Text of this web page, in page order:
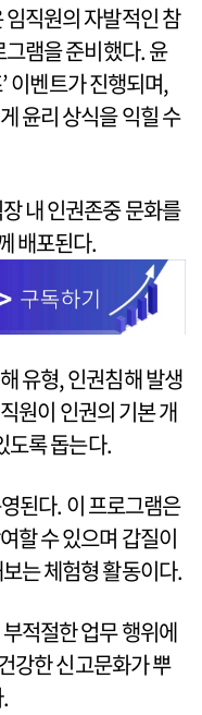
직원의 자발적인 참
램을 준비했다. 윤
이벤트가 진행되며,
윤리 상식을 익힐 수
내 인권존중 문화를
배포된다.
유형, 인권침해 발생
원이 인권의 기본 개
도록 돕는다.
된다. 이 프로그램은
할 수 있으며 갑질이
는 체험형 활동이다.
적절한 업무 행위에
강한 신고문화가 뿌